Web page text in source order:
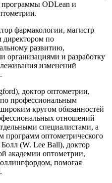
программы ODLean и
фармакологии, магистр
директором по
развитию,
организациями и разработку
изменений
доктор оптометрии,
профессиональным
кругом обязанностей
отношений
специалистами, а
программ оптометрического
(W. Lee Ball), доктор
академии оптометрии,
помогая